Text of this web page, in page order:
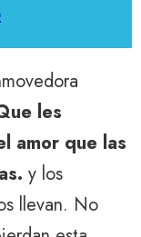
les
amor que las
y los
llevan. No